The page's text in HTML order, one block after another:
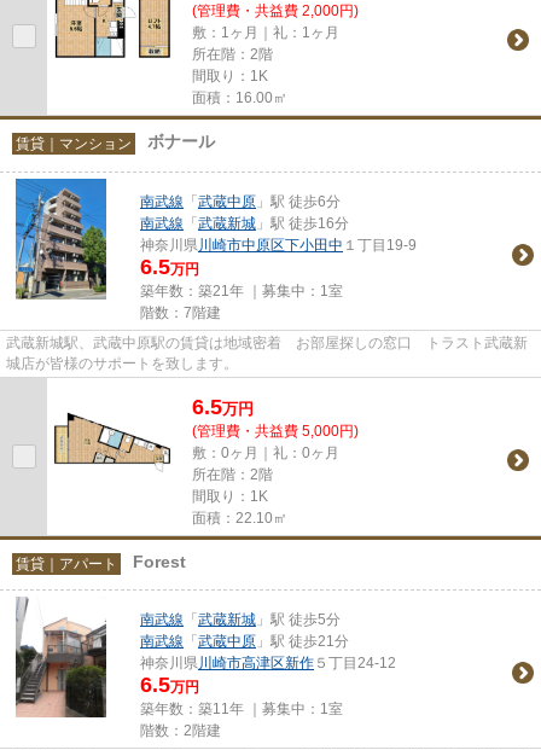
(管理費・共益費 2,000円)
敷：1ヶ月｜礼：1ヶ月
所在階：2階
間取り：1K
面積：16.00㎡
賃貸｜マンション ボナール
南武線 「武蔵中原 」駅 徒歩6分
南武線 「武蔵新城 」駅 徒歩16分
神奈川県川崎市中原区下小田中 １丁目19-9
6.5万円
築年数：築21年 ｜募集中： 1室
階数：7階建
武蔵新城駅、武蔵中原駅の賃貸は地域密着 お部屋探しの窓口 トラスト武蔵新
城店が皆様のサポートを致します。
6.5万円
(管理費・共益費 5,000円)
敷：0ヶ月｜礼：0ヶ月
所在階：2階
間取り：1K
面積：22.10㎡
賃貸｜アパート Forest
南武線 「武蔵新城 」駅 徒歩5分
南武線 「武蔵中原 」駅 徒歩21分
神奈川県川崎市高津区新作 ５丁目24-12
6.5万円
築年数：築11年 ｜募集中： 1室
階数：2階建